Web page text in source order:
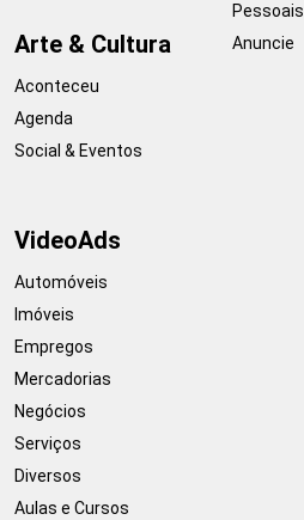
Arte & Cultura
Aconteceu
Agenda
Social & Eventos
Pessoais
Anuncie
VideoAds
Automóveis
Imóveis
Empregos
Mercadorias
Negócios
Serviços
Diversos
Aulas e Cursos